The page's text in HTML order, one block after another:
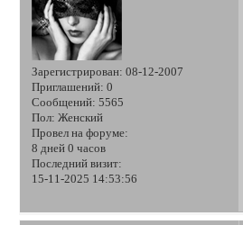
Зарегистрирован: 08-12-2007
Приглашений: 0
Сообщений: 5565
Пол: Женский
Провел на форуме:
8 дней 0 часов
Последний визит:
15-11-2025 14:53:56